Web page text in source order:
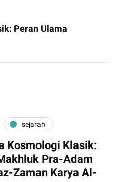
Peran Ulama
sejarah
Kosmologi Klasik:
Pra-Adam
Zaman Karya Al-